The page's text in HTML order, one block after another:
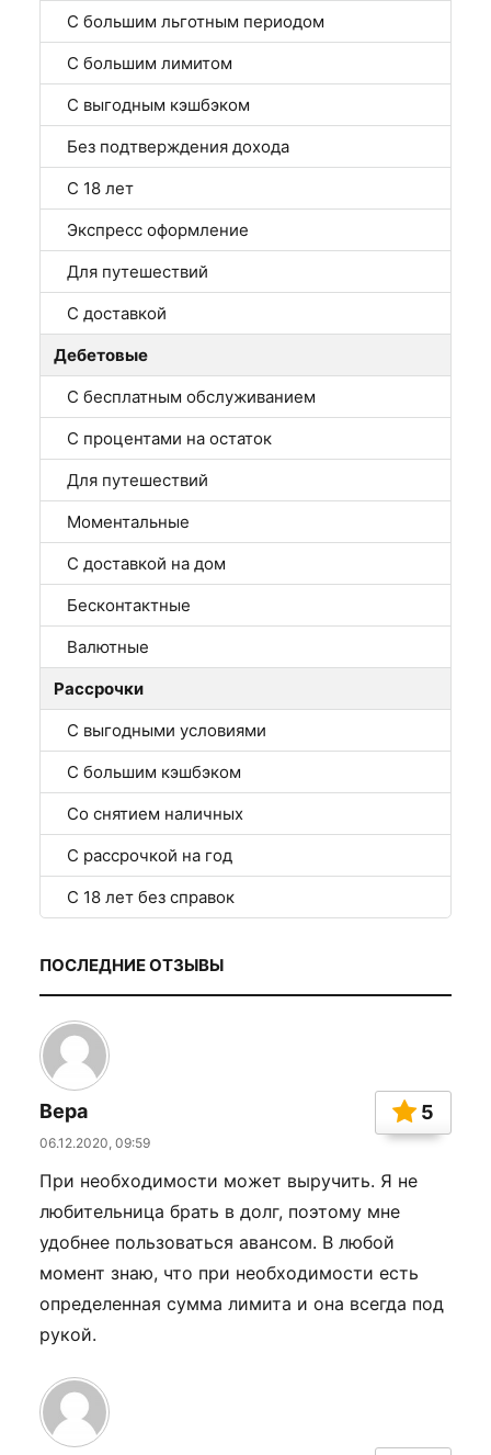
С большим льготным периодом
С большим лимитом
С выгодным кэшбэком
Без подтверждения дохода
С 18 лет
Экспресс оформление
Для путешествий
С доставкой
Дебетовые
С бесплатным обслуживанием
С процентами на остаток
Для путешествий
Моментальные
С доставкой на дом
Бесконтактные
Валютные
Рассрочки
С выгодными условиями
С большим кэшбэком
Со снятием наличных
С рассрочкой на год
С 18 лет без справок
ПОСЛЕДНИЕ ОТЗЫВЫ
Вера
06.12.2020, 09:59
5
При необходимости может выручить. Я не
любительница брать в долг, поэтому мне
удобнее пользоваться авансом. В любой
момент знаю, что при необходимости есть
определенная сумма лимита и она всегда под
рукой.